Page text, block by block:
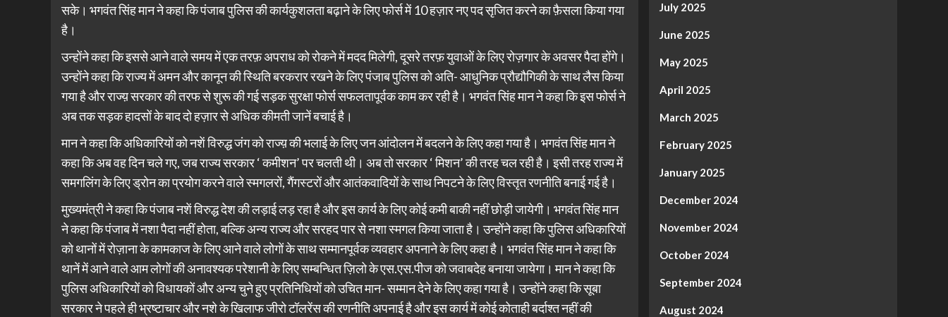
सके। भगवंत सिंह मान ने कहा कि पंजाब पुलिस की कार्यकुशलता बढ़ाने के लिए फोर्स में 10 हज़ार नए पद सृजित करने का फ़ैसला किया गया
है।
उन्होंने कहा कि इससे आने वाले समय में एक तरफ़ अपराध को रोकने में मदद मिलेगी, दूसरे तरफ़ युवाओं के लिए रोज़गार के अवसर पैदा होंगे।
उन्होंने कहा कि राज्य में अमन और कानून की स्थिति बरकरार रखने के लिए पंजाब पुलिस को अति- आधुनिक प्रौद्यौगिकी के साथ लैस किया
गया है और राज्य़ सरकार की तरफ से शुरू की गई सड़क सुरक्षा फोर्स सफलतापूर्वक काम कर रही है। भगवंत सिंह मान ने कहा कि इस फोर्स ने
अब तक सड़क हादसों के बाद दो हज़ार से अधिक कीमती जानें बचाई है।
मान ने कहा कि अधिकारियों को नशें विरुद्ध जंग को राज्य़ की भलाई के लिए जन आंदोलन में बदलने के लिए कहा गया है। भगवंत सिंह मान ने
कहा कि अब वह दिन चले गए, जब राज्य सरकार ‘ कमीशन’ पर चलती थी। अब तो सरकार ‘ मिशन’ की तरह चल रही है। इसी तरह राज्य में
समगलिंग के लिए ड्रोन का प्रयोग करने वाले स्मगलरों, गैंगस्टरों और आतंकवादियों के साथ निपटने के लिए विस्तृत रणनीति बनाई गई है।
मुख्यमंत्री ने कहा कि पंजाब नशें विरुद्ध देश की लड़ाई लड़ रहा है और इस कार्य के लिए कोई कमी बाकी नहीं छोड़ी जायेगी। भगवंत सिंह मान
ने कहा कि पंजाब में नशा पैदा नहीं होता, बल्कि अन्य राज्य और सरहद पार से नशा स्मगल किया जाता है। उन्होंने कहा कि पुलिस अधिकारियों
को थानों में रोज़ाना के कामकाज के लिए आने वाले लोगों के साथ सम्मानपूर्वक व्यवहार अपनाने के लिए कहा है। भगवंत सिंह मान ने कहा कि
थानें में आने वाले आम लोगों की अनावश्यक परेशानी के लिए सम्बन्धित ज़िलो के एस.एस.पीज को जवाबदेह बनाया जायेगा। मान ने कहा कि
पुलिस अधिकारियों को विधायकों और अन्य चुने हुए प्रतिनिधियों को उचित मान- सम्मान देने के लिए कहा गया है। उन्होंने कहा कि सूबा
सरकार ने पहले ही भ्रष्टाचार और नशे के खिलाफ जीरो टॉलरेंस की रणनीति अपनाई है और इस कार्य में कोई कोताही बर्दाश्त नहीं की
July 2025
June 2025
May 2025
April 2025
March 2025
February 2025
January 2025
December 2024
November 2024
October 2024
September 2024
August 2024